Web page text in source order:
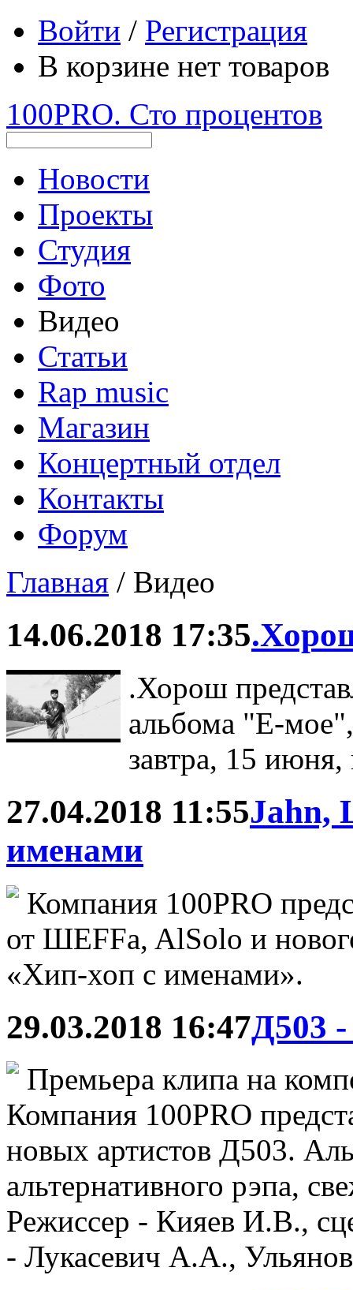
Войти / Регистрация
В корзине нет товаров
100PRO. Сто процентов
Новости
Проекты
Студия
Фото
Видео
Статьи
Rap music
Магазин
Концертный отдел
Контакты
Форум
Главная / Видео
14.06.2018 17:35
.Хорош
альбома "Е-
завтра, 15
27.04.2018 11:55Jahn,
именами
Компания 100PRO
от ШЕFFa, AlSolo и
«Хип-хоп с именами».
29.03.2018 16:47Д503 -
Премьера клипа на
Компания 100PRO
новых артистов Д503.
альтернативного рэпа,
Режиссер - Кияев И.В.,
- Лукасевич А.А.,